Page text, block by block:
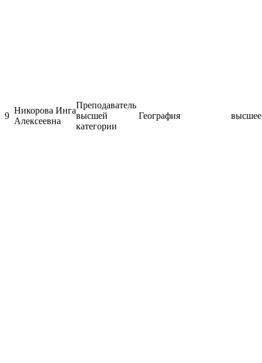
9
Никорова Инга
Алексеевна
Преподаватель
высшей
категории
География